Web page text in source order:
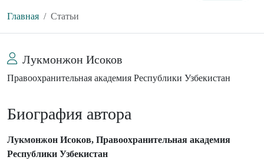
Главная Статьи
Лукмонжон Исоков
Правоохранительная академия Республики Узбекистан
Биография автора
Лукмонжон Исоков, Правоохранительная академия
Республики Узбекистан